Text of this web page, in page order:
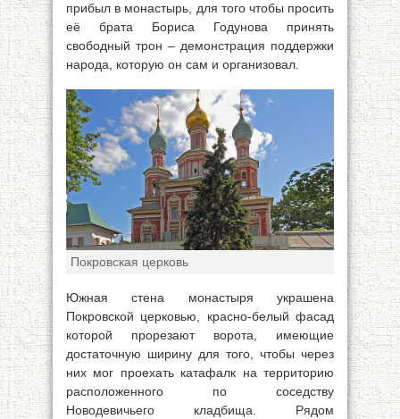
прибыл в монастырь, для того чтобы просить
её брата Бориса Годунова принять
свободный трон – демонстрация поддержки
народа, которую он сам и организовал.
Покровская церковь
Южная стена монастыря украшена
Покровской церковью, красно-белый фасад
которой прорезают ворота, имеющие
достаточную ширину для того, чтобы через
них мог проехать катафалк на территорию
расположенного по соседству
Новодевичьего кладбища. Рядом